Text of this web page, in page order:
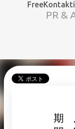
スキップ
PR &
期